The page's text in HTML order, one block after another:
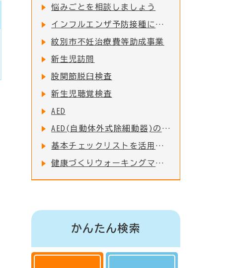
悩みごとを相談しましょう
インフルエンザ予防接種について
紋別市不妊治療費等助成事業
新生児訪問
股関節脱臼検査
新生児聴覚検査
AED
AED(自動体外式除細動器)の設置・普及について
基本チェックリストを活用しましょう
健康づくりウォーキングマップ
かんたん検索